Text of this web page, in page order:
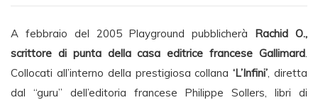
A febbraio del 2005 Playground pubblicherà Rachid O.,
scrittore di punta della casa editrice francese Gallimard.
Collocati all’interno della prestigiosa collana‘L’Infini’, diretta
dal “guru” dell’editoria francese Philippe Sollers, libri di